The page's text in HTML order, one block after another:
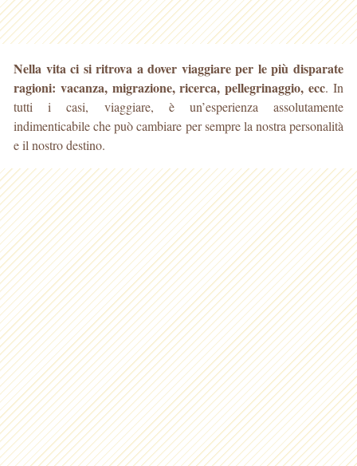
Nella vita ci si ritrova a dover viaggiare per le più disparate
ragioni: vacanza, migrazione, ricerca, pellegrinaggio, ecc. In
tutti i casi, viaggiare, è un’esperienza assolutamente
indimenticabile che può cambiare per sempre la nostra personalità
e il nostro destino.